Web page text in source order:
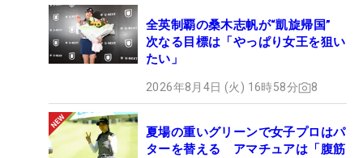
全英制覇の桑木志帆が“凱旋帰国”
次なる目標は「やっぱり女王を狙い
たい」
2026年8月4日 (火) 16時58分 8
夏場の重いグリーンで女子プロはパ
ターを替える アマチュアは「腹筋